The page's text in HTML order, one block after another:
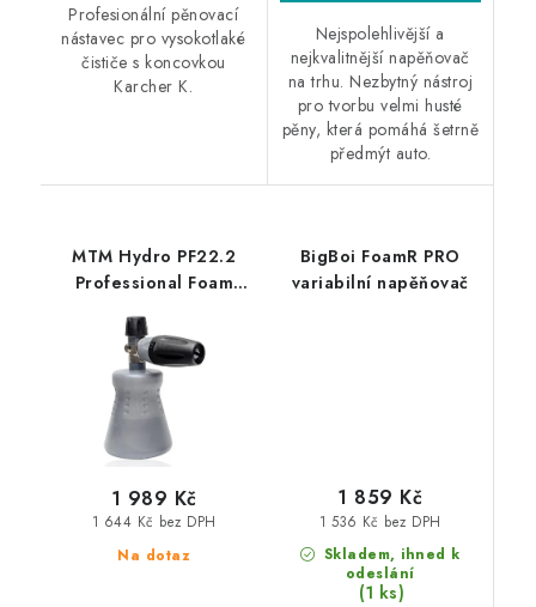
Profesionální pěnovací
nástavec pro vysokotlaké
čističe s koncovkou
Karcher K.
Nejspolehlivější a
nejkvalitnější napěňovač
na trhu. Nezbytný nástroj
pro tvorbu velmi husté
pěny, která pomáhá šetrně
předmýt auto.
MTM Hydro PF22.2
Professional Foam
profesionální
napěňovač
Na dotaz
1 644 Kč bez DPH
1 989 Kč
BigBoi FoamR PRO
variabilní napěňovač
Skladem, ihned k
odeslání
(1 ks)
1 536 Kč bez DPH
1 859 Kč